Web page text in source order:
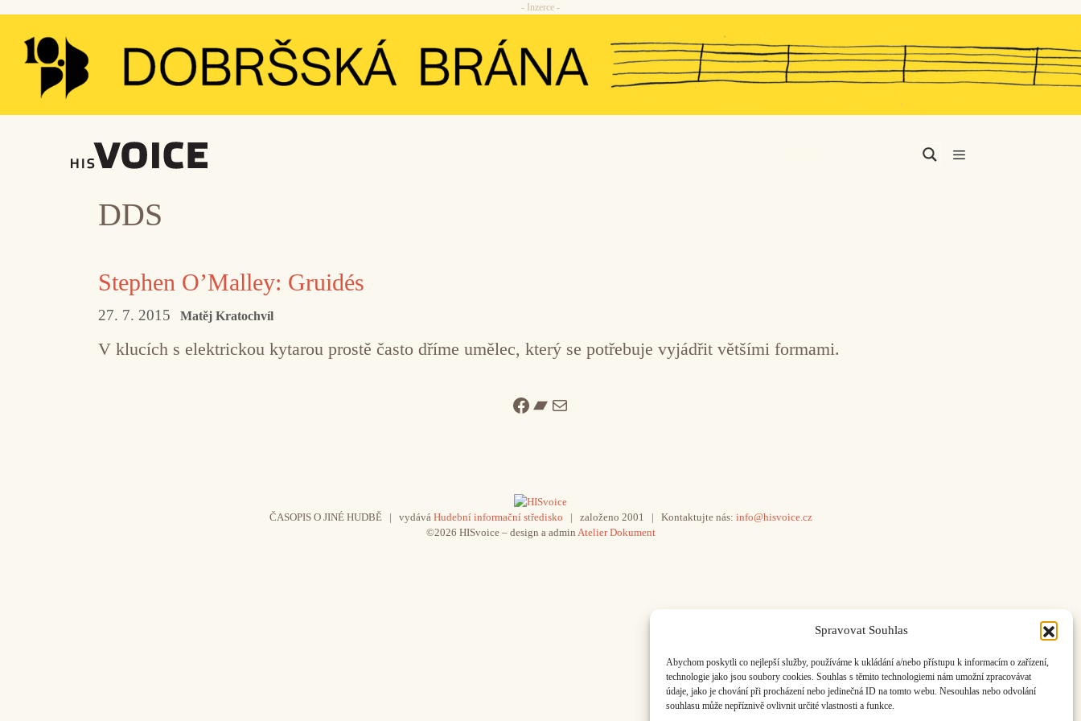
Spravovat Souhlas
Abychom poskytli co nejlepší služby, používáme k ukládání a/nebo přístupu k informacím o zařízení,
technologie jako jsou soubory cookies. Souhlas s těmito technologiemi nám umožní zpracovávat
údaje, jako je chování při procházení nebo jedinečná ID na tomto webu. Nesouhlas nebo odvolání
souhlasu může nepříznivě ovlivnit určité vlastnosti a funkce.
Přeskočit
obsah
- Inzerce -
DDS
Stephen O’Malley: Gruidés
27. 7. 2015 Matěj Kratochvíl
V klucích s elektrickou kytarou prostě často dříme umělec, který se potřebuje vyjádřit většími formami.
Facebook
Bandcamp
Mail
ČASOPIS O JINÉ HUDBĚ | vydává Hudební informační středisko | založeno 2001 | Kontaktujte nás: info@hisvoice.cz
©2026 HISvoice – design a admin Atelier Dokument